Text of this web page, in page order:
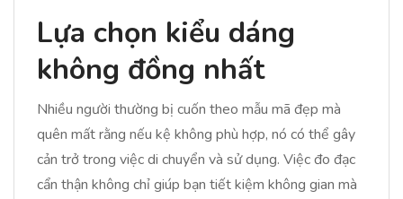
Lựa chọn kiểu dáng
không đồng nhất
Nhiều người thường bị cuốn theo mẫu mã đẹp mà
quên mất rằng nếu kệ không phù hợp, nó có thể gây
cản trở trong việc di chuyển và sử dụng. Việc đo đạc
cẩn thận không chỉ giúp bạn tiết kiệm không gian mà